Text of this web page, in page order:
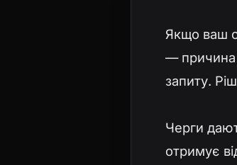
Якщо ваш
— причина
запиту.
Черги
отримує